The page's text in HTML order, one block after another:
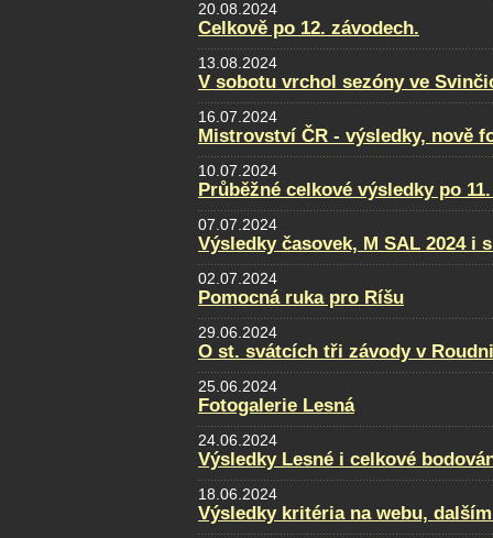
20.08.2024
Celkově po 12. závodech.
13.08.2024
V sobotu vrchol sezóny ve
16.07.2024
Mistrovství ČR - výsledky, nově
10.07.2024
Průběžné celkové výsledky po
07.07.2024
Výsledky časovek, M SAL 2024 i
02.07.2024
Pomocná ruka pro Ríšu
29.06.2024
O st. svátcích tři závody v
25.06.2024
Fotogalerie Lesná
24.06.2024
Výsledky Lesné i celkové
18.06.2024
Výsledky kritéria na webu,